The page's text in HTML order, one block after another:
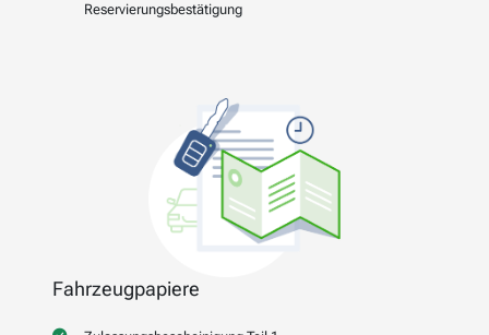
Reservierungsbestätigung
Fahrzeugpapiere